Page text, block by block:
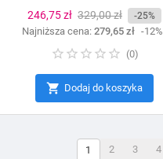
Cena
246,75 zł Cena
podstawowa
329,00 zł -25%
Najniższa cena: 279,65 zł -12%
(0)
 Dodaj do koszyka
1 2 3 4